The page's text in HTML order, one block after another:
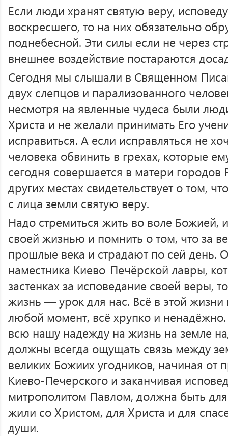
Если люди хранят святую веру,
воскресшего, то на них обязательно
поднебесной. Эти силы если не через
внешнее воздействие постараются
Сегодня мы слышали в Священном
двух слепцов и парализованного
несмотря на явленные чудеса были
Христа и не желали принимать Его
исправиться. А если исправляться не
человека обвинить в грехах, которые
сегодня совершается в матери
других местах свидетельствует о том,
с лица земли святую веру.
Надо стремиться жить во воле Божией,
своей жизнью и помнить о том, что за
прошлые века и страдают по сей день.
наместника Киево-Печёрской лавры,
застенках за исповедание своей веры,
жизнь — урок для нас. Всё в этой жизни
любой момент, всё хрупко и
всю нашу надежду на жизнь на земле
должны всегда ощущать связь между
великих Божиих угодников, начиная от
Киево-Печерского и заканчивая
митрополитом Павлом, должна быть
жили со Христом, для Христа и для
души.